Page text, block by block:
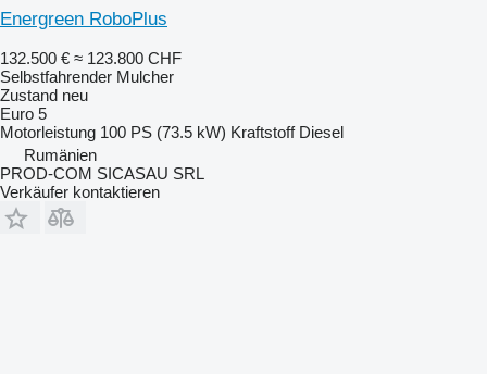
Energreen RoboPlus
132.500 € ≈ 123.800 CHF
Selbstfahrender Mulcher
Zustand neu
Euro 5
Motorleistung 100 PS (73.5 kW) Kraftstoff Diesel
Rumänien
PROD-COM SICASAU SRL
Verkäufer kontaktieren